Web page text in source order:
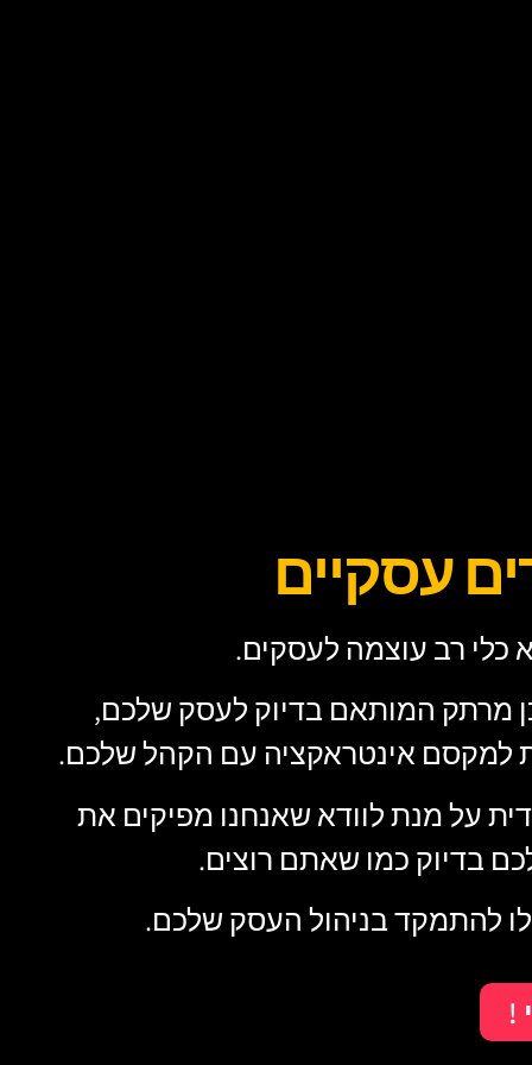
עסקיים
כלי רב עוצמה לעסקים.
מרתק המותאם בדיוק לעסק שלכם,
למקסם אינטראקציה עם הקהל שלכם.
על מנת לוודא שאנחנו מפיקים את
בדיוק כמו שאתם רוצים.
להתמקד בניהול העסק שלכם.
!